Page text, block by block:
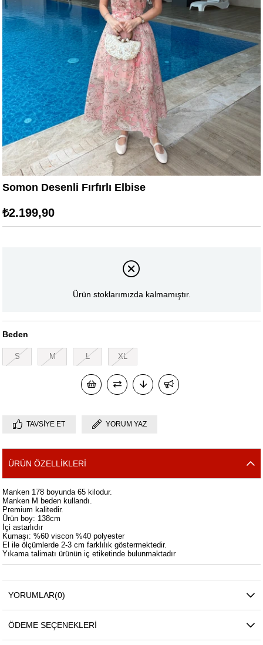
Somon Desenli Fırfırlı Elbise
₺2.199,90
Ürün stoklarımızda kalmamıştır.
Beden
S M L XL
TAVSIYE ET YORUM YAZ
ÜRÜN ÖZELLIKLERI
Manken 178 boyunda 65 kilodur.
Manken M beden kullandı.
Premium kalitedir.
Ürün boy: 138cm
İçi astarlıdır
Kumaşı: %60 viscon %40 polyester
El ile ölçümlerde 2-3 cm farklılık göstermektedir.
Yıkama talimatı ürünün iç etiketinde bulunmaktadır
YORUMLAR(0)
ÖDEME SEÇENEKLERI